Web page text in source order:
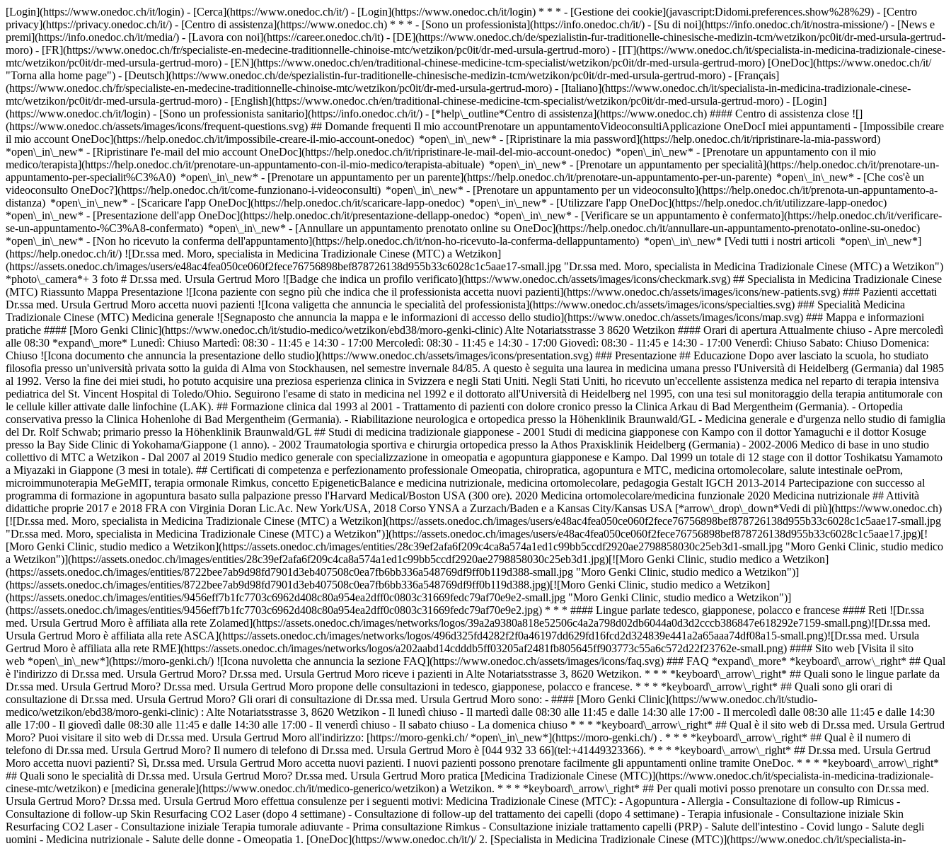
[Login](https://www.onedoc.ch/it/login) - [Cerca](https://www.onedoc.ch/it/) - [Login](https://www.onedoc.ch/it/login) * * * - [Gestione dei cookie](javascript:Didomi.preferences.show%28%29) - [Centro
privacy](https://privacy.onedoc.ch/it/) - [Centro di assistenza](https://www.onedoc.ch) * * * - [Sono un professionista](https://info.onedoc.ch/it/) - [Su di noi](https://info.onedoc.ch/it/nostra-missione/) - [News e
premi](https://info.onedoc.ch/it/media/) - [Lavora con noi](https://career.onedoc.ch/it) - [DE](https://www.onedoc.ch/de/spezialistin-fur-traditionelle-chinesische-medizin-tcm/wetzikon/pc0it/dr-med-ursula-gertrud-
moro) - [FR](https://www.onedoc.ch/fr/specialiste-en-medecine-traditionnelle-chinoise-mtc/wetzikon/pc0it/dr-med-ursula-gertrud-moro) - [IT](https://www.onedoc.ch/it/specialista-in-medicina-tradizionale-cinese-
mtc/wetzikon/pc0it/dr-med-ursula-gertrud-moro) - [EN](https://www.onedoc.ch/en/traditional-chinese-medicine-tcm-specialist/wetzikon/pc0it/dr-med-ursula-gertrud-moro) [OneDoc](https://www.onedoc.ch/it/
"Torna alla home page") - [Deutsch](https://www.onedoc.ch/de/spezialistin-fur-traditionelle-chinesische-medizin-tcm/wetzikon/pc0it/dr-med-ursula-gertrud-moro) - [Français]
(https://www.onedoc.ch/fr/specialiste-en-medecine-traditionnelle-chinoise-mtc/wetzikon/pc0it/dr-med-ursula-gertrud-moro) - [Italiano](https://www.onedoc.ch/it/specialista-in-medicina-tradizionale-cinese-
mtc/wetzikon/pc0it/dr-med-ursula-gertrud-moro) - [English](https://www.onedoc.ch/en/traditional-chinese-medicine-tcm-specialist/wetzikon/pc0it/dr-med-ursula-gertrud-moro) - [Login]
(https://www.onedoc.ch/it/login) - [Sono un professionista sanitario](https://info.onedoc.ch/it/) - [*help\_outline*Centro di assistenza](https://www.onedoc.ch) #### Centro di assistenza close ![]
(https://www.onedoc.ch/assets/images/icons/frequent-questions.svg) ## Domande frequenti Il mio accountPrenotare un appuntamentoVideoconsultiApplicazione OneDocI miei appuntamenti - [Impossibile creare
il mio account OneDoc](https://help.onedoc.ch/it/impossibile-creare-il-mio-account-onedoc) *open\_in\_new* - [Ripristinare la mia password](https://help.onedoc.ch/it/ripristinare-la-mia-password)
*open\_in\_new* - [Ripristinare l'e-mail del mio account OneDoc](https://help.onedoc.ch/it/ripristinare-le-mail-del-mio-account-onedoc) *open\_in\_new* - [Prenotare un appuntamento con il mio
medico/terapista](https://help.onedoc.ch/it/prenotare-un-appuntamento-con-il-mio-medico/terapista-abituale) *open\_in\_new* - [Prenotare un appuntamento per specialità](https://help.onedoc.ch/it/prenotare-un-
appuntamento-per-specialit%C3%A0) *open\_in\_new* - [Prenotare un appuntamento per un parente](https://help.onedoc.ch/it/prenotare-un-appuntamento-per-un-parente) *open\_in\_new* - [Che cos'è un
videoconsulto OneDoc?](https://help.onedoc.ch/it/come-funzionano-i-videoconsulti) *open\_in\_new* - [Prenotare un appuntamento per un videoconsulto](https://help.onedoc.ch/it/prenota-un-appuntamento-a-
distanza) *open\_in\_new* - [Scaricare l'app OneDoc](https://help.onedoc.ch/it/scaricare-lapp-onedoc) *open\_in\_new* - [Utilizzare l'app OneDoc](https://help.onedoc.ch/it/utilizzare-lapp-onedoc)
*open\_in\_new* - [Presentazione dell'app OneDoc](https://help.onedoc.ch/it/presentazione-dellapp-onedoc) *open\_in\_new* - [Verificare se un appuntamento è confermato](https://help.onedoc.ch/it/verificare-
se-un-appuntamento-%C3%A8-confermato) *open\_in\_new* - [Annullare un appuntamento prenotato online su OneDoc](https://help.onedoc.ch/it/annullare-un-appuntamento-prenotato-online-su-onedoc)
*open\_in\_new* - [Non ho ricevuto la conferma dell'appuntamento](https://help.onedoc.ch/it/non-ho-ricevuto-la-conferma-dellappuntamento) *open\_in\_new* [Vedi tutti i nostri articoli *open\_in\_new*]
(https://help.onedoc.ch/it/) ![Dr.ssa med. Moro, specialista in Medicina Tradizionale Cinese (MTC) a Wetzikon]
(https://assets.onedoc.ch/images/users/e48ac4fea050ce060f2fece76756898bef878726138d955b33c6028c1c5aae17-small.jpg "Dr.ssa med. Moro, specialista in Medicina Tradizionale Cinese (MTC) a Wetzikon")
*photo\_camera*+ 3 foto # Dr.ssa med. Ursula Gertrud Moro ![Badge che indica un profilo verificato](https://www.onedoc.ch/assets/images/icons/checkmark.svg) ## Specialista in Medicina Tradizionale Cinese
(MTC) Riassunto Mappa Presentazione ![Icona paziente con segno più che indica che il professionista accetta nuovi pazienti](https://www.onedoc.ch/assets/images/icons/new-patients.svg) ### Pazienti accettati
Dr.ssa med. Ursula Gertrud Moro accetta nuovi pazienti ![Icona valigetta che annuncia le specialità del professionista](https://www.onedoc.ch/assets/images/icons/specialties.svg) ### Specialità Medicina
Tradizionale Cinese (MTC) Medicina generale ![Segnaposto che annuncia la mappa e le informazioni di accesso dello studio](https://www.onedoc.ch/assets/images/icons/map.svg) ### Mappa e informazioni
pratiche #### [Moro Genki Clinic](https://www.onedoc.ch/it/studio-medico/wetzikon/ebd38/moro-genki-clinic) Alte Notariatsstrasse 3 8620 Wetzikon #### Orari di apertura Attualmente chiuso - Apre mercoledì
alle 08:30 *expand\_more* Lunedì: Chiuso Martedì: 08:30 - 11:45 e 14:30 - 17:00 Mercoledì: 08:30 - 11:45 e 14:30 - 17:00 Giovedì: 08:30 - 11:45 e 14:30 - 17:00 Venerdì: Chiuso Sabato: Chiuso Domenica:
Chiuso ![Icona documento che annuncia la presentazione dello studio](https://www.onedoc.ch/assets/images/icons/presentation.svg) ### Presentazione ## Educazione Dopo aver lasciato la scuola, ho studiato
filosofia presso un'università privata sotto la guida di Alma von Stockhausen, nel semestre invernale 84/85. A questo è seguita una laurea in medicina umana presso l'Università di Heidelberg (Germania) dal 1985
al 1992. Verso la fine dei miei studi, ho potuto acquisire una preziosa esperienza clinica in Svizzera e negli Stati Uniti. Negli Stati Uniti, ho ricevuto un'eccellente assistenza medica nel reparto di terapia intensiva
pediatrica del St. Vincent Hospital di Toledo/Ohio. Seguirono l'esame di stato in medicina nel 1992 e il dottorato all'Università di Heidelberg nel 1995, con una tesi sul monitoraggio della terapia antitumorale con
le cellule killer attivate dalle linfochine (LAK). ## Formazione clinica dal 1993 al 2001 - Trattamento di pazienti con dolore cronico presso la Clinica Arkau di Bad Mergentheim (Germania). - Ortopedia
conservativa presso la Clinica Hohenlohe di Bad Mergentheim (Germania). - Riabilitazione neurologica e ortopedica presso la Höhenklinik Braunwald/GL - Medicina generale e d'urgenza nello studio di famiglia
del Dr. Rolf Schwab; primario presso la Höhenklinik Braunwald/GL ## Studi di medicina tradizionale giapponese - 2001 Studi di medicina giapponese con Kampo con il dottor Yamaguchi e il dottor Kosuge
presso la Bay Side Clinic di Yokohama/Giappone (1 anno). - 2002 Traumatologia sportiva e chirurgia ortopedica presso la Athos Praxisklinik Heidelberg (Germania) - 2002-2006 Medico di base in uno studio
collettivo di MTC a Wetzikon - Dal 2007 al 2019 Studio medico generale con specializzazione in omeopatia e agopuntura giapponese e Kampo. Dal 1999 un totale di 12 stage con il dottor Toshikatsu Yamamoto
a Miyazaki in Giappone (3 mesi in totale). ## Certificati di competenza e perfezionamento professionale Omeopatia, chiropratica, agopuntura e MTC, medicina ortomolecolare, salute intestinale oeProm,
microimmunoterapia MeGeMIT, terapia ormonale Rimkus, concetto EpigeneticBalance e medicina nutrizionale, medicina ortomolecolare, pedagogia Gestalt IGCH 2013-2014 Partecipazione con successo al
programma di formazione in agopuntura basato sulla palpazione presso l'Harvard Medical/Boston USA (300 ore). 2020 Medicina ortomolecolare/medicina funzionale 2020 Medicina nutrizionale ## Attività
didattiche proprie 2017 e 2018 FRA con Virginia Doran Lic.Ac. New York/USA, 2018 Corso YNSA a Zurzach/Baden e a Kansas City/Kansas USA [*arrow\_drop\_down*Vedi di più](https://www.onedoc.ch)
[![Dr.ssa med. Moro, specialista in Medicina Tradizionale Cinese (MTC) a Wetzikon](https://assets.onedoc.ch/images/users/e48ac4fea050ce060f2fece76756898bef878726138d955b33c6028c1c5aae17-small.jpg
"Dr.ssa med. Moro, specialista in Medicina Tradizionale Cinese (MTC) a Wetzikon")](https://assets.onedoc.ch/images/users/e48ac4fea050ce060f2fece76756898bef878726138d955b33c6028c1c5aae17.jpg)[!
[Moro Genki Clinic, studio medico a Wetzikon](https://assets.onedoc.ch/images/entities/28c39ef2afa6f209c4ca8a574a1ed1c99bb5ccdf2920ae2798858030c25eb3d1-small.jpg "Moro Genki Clinic, studio medico
a Wetzikon")](https://assets.onedoc.ch/images/entities/28c39ef2afa6f209c4ca8a574a1ed1c99bb5ccdf2920ae2798858030c25eb3d1.jpg)[![Moro Genki Clinic, studio medico a Wetzikon]
(https://assets.onedoc.ch/images/entities/8722bee7ab9d98fd7901d3eb407508c0ea7fb6bb336a548769df9ff0b119d388-small.jpg "Moro Genki Clinic, studio medico a Wetzikon")]
(https://assets.onedoc.ch/images/entities/8722bee7ab9d98fd7901d3eb407508c0ea7fb6bb336a548769df9ff0b119d388.jpg)[![Moro Genki Clinic, studio medico a Wetzikon]
(https://assets.onedoc.ch/images/entities/9456eff7b1fc7703c6962d408c80a954ea2dff0c0803c31669fedc79af70e9e2-small.jpg "Moro Genki Clinic, studio medico a Wetzikon")]
(https://assets.onedoc.ch/images/entities/9456eff7b1fc7703c6962d408c80a954ea2dff0c0803c31669fedc79af70e9e2.jpg) * * * #### Lingue parlate tedesco, giapponese, polacco e francese #### Reti ![Dr.ssa
med. Ursula Gertrud Moro è affiliata alla rete Zolamed](https://assets.onedoc.ch/images/networks/logos/39a2a9380a818e52506c4a2a798d02db6044a0d3d2cccb386847e618292e7159-small.png)![Dr.ssa med.
Ursula Gertrud Moro è affiliata alla rete ASCA](https://assets.onedoc.ch/images/networks/logos/496d325fd4282f2f0a46197dd629fd16fcd2d324839e441a2a65aaa74df08a15-small.png)![Dr.ssa med. Ursula
Gertrud Moro è affiliata alla rete RME](https://assets.onedoc.ch/images/networks/logos/a202aabd14cdddb5ff03205af2481fb805645ff903773c55a6c572d22f23762e-small.png) #### Sito web [Visita il sito
web *open\_in\_new*](https://moro-genki.ch/) ![Icona nuvoletta che annuncia la sezione FAQ](https://www.onedoc.ch/assets/images/icons/faq.svg) ### FAQ *expand\_more* *keyboard\_arrow\_right* ## Qual
è l'indirizzo di Dr.ssa med. Ursula Gertrud Moro? Dr.ssa med. Ursula Gertrud Moro riceve i pazienti in Alte Notariatsstrasse 3, 8620 Wetzikon. * * * *keyboard\_arrow\_right* ## Quali sono le lingue parlate da
Dr.ssa med. Ursula Gertrud Moro? Dr.ssa med. Ursula Gertrud Moro propone delle consultazioni in tedesco, giapponese, polacco e francese. * * * *keyboard\_arrow\_right* ## Quali sono gli orari di
consultazione di Dr.ssa med. Ursula Gertrud Moro? Gli orari di consultazione di Dr.ssa med. Ursula Gertrud Moro sono: - #### [Moro Genki Clinic](https://www.onedoc.ch/it/studio-
medico/wetzikon/ebd38/moro-genki-clinic) : Alte Notariatsstrasse 3, 8620 Wetzikon - Il lunedì chiuso - Il martedì dalle 08:30 alle 11:45 e dalle 14:30 alle 17:00 - Il mercoledì dalle 08:30 alle 11:45 e dalle 14:30
alle 17:00 - Il giovedì dalle 08:30 alle 11:45 e dalle 14:30 alle 17:00 - Il venerdì chiuso - Il sabato chiuso - La domenica chiuso * * * *keyboard\_arrow\_right* ## Qual è il sito web di Dr.ssa med. Ursula Gertrud
Moro? Puoi visitare il sito web di Dr.ssa med. Ursula Gertrud Moro all'indirizzo: [https://moro-genki.ch/ *open\_in\_new*](https://moro-genki.ch/) . * * * *keyboard\_arrow\_right* ## Qual è il numero di
telefono di Dr.ssa med. Ursula Gertrud Moro? Il numero di telefono di Dr.ssa med. Ursula Gertrud Moro è [044 932 33 66](tel:+41449323366). * * * *keyboard\_arrow\_right* ## Dr.ssa med. Ursula Gertrud
Moro accetta nuovi pazienti? Sì, Dr.ssa med. Ursula Gertrud Moro accetta nuovi pazienti. I nuovi pazienti possono prenotare facilmente gli appuntamenti online tramite OneDoc. * * * *keyboard\_arrow\_right*
## Quali sono le specialità di Dr.ssa med. Ursula Gertrud Moro? Dr.ssa med. Ursula Gertrud Moro pratica [Medicina Tradizionale Cinese (MTC)](https://www.onedoc.ch/it/specialista-in-medicina-tradizionale-
cinese-mtc/wetzikon) e [medicina generale](https://www.onedoc.ch/it/medico-generico/wetzikon) a Wetzikon. * * * *keyboard\_arrow\_right* ## Per quali motivi posso prenotare un consulto con Dr.ssa med.
Ursula Gertrud Moro? Dr.ssa med. Ursula Gertrud Moro effettua consulenze per i seguenti motivi: Medicina Tradizionale Cinese (MTC): - Agopuntura - Allergia - Consultazione di follow-up Rimicus -
Consultazione di follow-up Skin Resurfacing CO2 Laser (dopo 4 settimane) - Consultazione di follow-up del trattamento dei capelli (dopo 4 settimane) - Terapia infusionale - Consultazione iniziale Skin
Resurfacing CO2 Laser - Consultazione iniziale Terapia tumorale adiuvante - Prima consultazione Rimkus - Consultazione iniziale trattamento capelli (PRP) - Salute dell'intestino - Covid lungo - Salute degli
uomini - Medicina nutrizionale - Salute delle donne - Omeopatia 1. [OneDoc](https://www.onedoc.ch/it/)/ 2. [Specialista in Medicina Tradizionale Cinese (MTC)](https://www.onedoc.ch/it/specialista-in-medicina-tradizionale-cinese-mtc)/ 3. [Cantone Zurigo](https://www.onedoc.ch/it/specialista-in-medicina-tradizionale-cinese-mtc/cantone-zurigo)/ 4. [Wetzikon](https://www.onedoc.ch/it/specialista-in-medicina-tradizionale-cinese-mtc/wetzikon)/ 5. Dr.ssa med. Ursula Gertrud Moro ### Prenota il tuo appuntamento con Dr.ssa med. Ursula Gertrud Moro Compila il modulo seguente *check* Specialità Medicina Tradizionale Cinese (MTC) Medicina Tradizionale Cinese (MTC) Seleziona una specialità * * * 2 Motivo della consultazione Seleziona il motivo della consultazione * * * *touch\_app* Scegli una fascia oraria *chevron\_left* mar 04 ago *chevron\_right* Vedi più appuntamenti Fascia oraria Prenota appuntamento ### Scarica l'app OneDoc Prenota un appuntamento online con un medico, dentista o terapeuta vicino a te in Svizzera. L'app OneDoc ti consente di gestire tutti i tuoi appuntamenti medici dal tuo cellulare, ovunque e in qualsiasi momento. ![Codice QR che rimanda all’App Store o a Google Play per scaricare l’app OneDoc Pazienti](https://www.onedoc.ch/assets/images/download-app-qr.jpeg) Scansiona il codice QR per scaricare l'app [![Scarica la nostra applicazione su App Store!](https://www.onedoc.ch/assets/images/app-store-badge-it.svg)](https://apps.apple.com/ch/app/onedoc/id1592376413?l=fr)[![Scarica la nostra app su Google Play Store!](https://www.onedoc.ch/assets/images/google-play-badge-it.png)](https://play.google.com/store/apps/details?id=ch.onedoc.patient&hl=fr-CH) *keyboard\_arrow\_right* ## Specialità correlate [Specialista in Medicina Tradizionale Cinese (MTC) a Zurigo](https://www.onedoc.ch/it/specialista-in-medicina-tradizionale-cinese-mtc/zurigo)[Specialista in Medicina Tradizionale Cinese (MTC) a Wetzikon](https://www.onedoc.ch/it/specialista-in-medicina-tradizionale-cinese-mtc/wetzikon)[Specialista in Medicina Tradizionale Cinese (MTC) a Stäfa](https://www.onedoc.ch/it/specialista-in-medicina-tradizionale-cinese-mtc/stafa)[Specialista in Medicina Tradizionale Cinese (MTC) a Dübendorf](https://www.onedoc.ch/it/specialista-in-medicina-tradizionale-cinese-mtc/dubendorf)[Specialista in Medicina Tradizionale Cinese (MTC) a Lucerna](https://www.onedoc.ch/it/specialista-in-medicina-tradizionale-cinese-mtc/lucerna)[Specialista in Medicina Tradizionale Cinese (MTC) a San Gallo](https://www.onedoc.ch/it/specialista-in-medicina-tradizionale-cinese-mtc/san-gallo)[Specialista in Medicina Tradizionale Cinese (MTC) a Uster](https://www.onedoc.ch/it/specialista-in-medicina-tradizionale-cinese-mtc/uster)[Specialista in Medicina Tradizionale Cinese (MTC) a Wallisellen](https://www.onedoc.ch/it/specialista-in-medicina-tradizionale-cinese-mtc/wallisellen)[Specialista in Medicina Tradizionale Cinese (MTC) a Zollikon](https://www.onedoc.ch/it/specialista-in-medicina-tradizionale-cinese-mtc/zollikon)[Specialista in Medicina Tradizionale Cinese (MTC) a Feuerthalen](https://www.onedoc.ch/it/specialista-in-medicina-tradizionale-cinese-mtc/feuerthalen)[Specialista in Medicina Tradizionale Cinese (MTC) a Horgen](https://www.onedoc.ch/it/specialista-in-medicina-tradizionale-cinese-mtc/horgen)[Specialista in Medicina Tradizionale Cinese (MTC) a Kloten](https://www.onedoc.ch/it/specialista-in-medicina-tradizionale-cinese-mtc/kloten)[Specialista in Medicina Tradizionale Cinese (MTC) a Meilen](https://www.onedoc.ch/it/specialista-in-medicina-tradizionale-cinese-mtc/meilen)[Specialista in Medicina Tradizionale Cinese (MTC) a Opfikon](https://www.onedoc.ch/it/specialista-in-medicina-tradizionale-cinese-mtc/opfikon)[Specialista in Medicina Tradizionale Cinese (MTC) a Pfungen](https://www.onedoc.ch/it/specialista-in-medicina-tradizionale-cinese-mtc/pfungen)[Specialista in Medicina Tradizionale Cinese (MTC) a Uznach](https://www.onedoc.ch/it/specialista-in-medicina-tradizionale-cinese-mtc/uznach)[Specialista in Medicina Tradizionale Cinese (MTC) a Gossau SG](https://www.onedoc.ch/it/specialista-in-medicina-tradizionale-cinese-mtc/gossau?state=SG)[Specialista in Medicina Tradizionale Cinese (MTC) a Rapperswil-Jona](https://www.onedoc.ch/it/specialista-in-medicina-tradizionale-cinese-mtc/rapperswil-jona)[Specialista in Medicina Tradizionale Cinese (MTC) a Baar](https://www.onedoc.ch/it/specialista-in-medicina-tradizionale-cinese-mtc/baar)[Specialista in Medicina Tradizionale Cinese (MTC) a Sciaffusa](https://www.onedoc.ch/it/specialista-in-medicina-tradizionale-cinese-mtc/sciaffusa)[Specialista in Medicina Tradizionale Cinese (MTC) a Adliswil](https://www.onedoc.ch/it/specialista-in-medicina-tradizionale-cinese-mtc/adliswil) *keyboard\_arrow\_right* ## Ricerche frequenti [Specialista in medicina interna generale a Zurigo](https://www.onedoc.ch/it/specialista-in-medicina-interna-generale/zurigo)[OB-GYN (ostetrico-ginecologo) a Zurigo](https://www.onedoc.ch/it/ob-gyn-ostetrico-ginecologo/zurigo)[Oculista a Zurigo](https://www.onedoc.ch/it/oculista/zurigo)[Massaggiatore classico a Zurigo](https://www.onedoc.ch/it/massaggiatore-classico/zurigo)[Fisioterapista a Zurigo](https://www.onedoc.ch/it/fisioterapista/zurigo)[Medico generico a Zurigo](https://www.onedoc.ch/it/medico-generico/zurigo)[Dermatologo a Zurigo](https://www.onedoc.ch/it/dermatologo/zurigo)[Centro vaccinale a Zurigo](https://www.onedoc.ch/it/centro-vaccinale/zurigo)[Specialista in medicina estetica a Zurigo](https://www.onedoc.ch/it/specialista-in-medicina-estetica/zurigo)[Terapista in riflessologia a Zurigo](https://www.onedoc.ch/it/terapista-in-riflessologia/zurigo)[Terapista in massaggio medico a Zurigo](https://www.onedoc.ch/it/terapista-in-massaggio-medico/zurigo)[Fisioterapista a Winterthur](https://www.onedoc.ch/it/fisioterapista/winterthur)[Osteopata a Zurigo](https://www.onedoc.ch/it/osteopata/zurigo)[Gastroenterologo a Zurigo](https://www.onedoc.ch/it/gastroenterologo/zurigo)[Neurologo (incl. specialista in cefalee) a Zurigo](https://www.onedoc.ch/it/neurologo-incl-specialista-in-cefalee/zurigo)[Medico generico a Winterthur](https://www.onedoc.ch/it/medico-generico/winterthur)[Naturopata MCO/TEN a Zurigo](https://www.onedoc.ch/it/naturopata-mco-ten/zurigo)[Dentista a Zurigo](https://www.onedoc.ch/it/dentista/zurigo)[Prestazioni sanitarie in farmacia a Zurigo](https://www.onedoc.ch/it/prestazioni-sanitarie-in-farmacia/zurigo)[Cardiologo a Zurigo](https://www.onedoc.ch/it/cardiologo/zurigo)[OB-GYN (ostetrico-ginecologo) a Lucerna](https://www.onedoc.ch/it/ob-gyn-ostetrico-ginecologo/lucerna) *keyboard\_arrow\_right* ## Cerca un professionista [Elenco dei professionisti](https://www.onedoc.ch/it/elenco) [A](https://www.onedoc.ch/it/elenco/A) [B](https://www.onedoc.ch/it/elenco/B) [C](https://www.onedoc.ch/it/elenco/C) [D](https://www.onedoc.ch/it/elenco/D) [E](https://www.onedoc.ch/it/elenco/E) [F](https://www.onedoc.ch/it/elenco/F) [G](https://www.onedoc.ch/it/elenco/G) [H](https://www.onedoc.ch/it/elenco/H) [I](https://www.onedoc.ch/it/elenco/I) [J](https://www.onedoc.ch/it/elenco/J) [K](https://www.onedoc.ch/it/elenco/K) [L](https://www.onedoc.ch/it/elenco/L) [M](https://www.onedoc.ch/it/elenco/M) [N](https://www.onedoc.ch/it/elenco/N) [O](https://www.onedoc.ch/it/elenco/O) [P](https://www.onedoc.ch/it/elenco/P) [Q](https://www.onedoc.ch/it/elenco/Q) [R](https://www.onedoc.ch/it/elenco/R) [S](https://www.onedoc.ch/it/elenco/S) [T](https://www.onedoc.ch/it/elenco/T) [U](https://www.onedoc.ch/it/elenco/U) [V](https://www.onedoc.ch/it/elenco/V) [W](https://www.onedoc.ch/it/elenco/W) [X](https://www.onedoc.ch/it/elenco/X) [Y](https://www.onedoc.ch/it/elenco/Y) [Z](https://www.onedoc.ch/it/elenco/Z) ## OneDoc [Sono un professionista](https://info.onedoc.ch/it/) [Su di noi](https://info.onedoc.ch/it/nostra-missione/) [News e premi](https://info.onedoc.ch/it/media/) [Lavora con noi](https://career.onedoc.ch/it) [Centro privacy](https://privacy.onedoc.ch/it/) [Gestione dei cookie](javascript:Didomi.preferences.show%28%29) [Centro di assistenza](https://help.onedoc.ch/it/) ## Lingue [Deutsch](https://www.onedoc.ch/de/spezialistin-fur-traditionelle-chinesische-medizin-tcm/wetzikon/pc0it/dr-med-ursula-gertrud-moro) [Français](https://www.onedoc.ch/fr/specialiste-en-medecine-traditionnelle-chinoise-mtc/wetzikon/pc0it/dr-med-ursula-gertrud-moro) [Italiano](https://www.onedoc.ch/it/specialista-in-medicina-tradizionale-cinese-mtc/wetzikon/pc0it/dr-med-ursula-gertrud-moro) [English](https://www.onedoc.ch/en/traditional-chinese-medicine-tcm-specialist/wetzikon/pc0it/dr-med-ursula-gertrud-moro) ## Specialità correlate [Specialista in Medicina Tradizionale Cinese (MTC) a Zurigo](https://www.onedoc.ch/it/specialista-in-medicina-tradizionale-cinese-mtc/zurigo) [Specialista in Medicina Tradizionale Cinese (MTC) a Wetzikon](https://www.onedoc.ch/it/specialista-in-medicina-tradizionale-cinese-mtc/wetzikon) [Specialista in Medicina Tradizionale Cinese (MTC) a Stäfa](https://www.onedoc.ch/it/specialista-in-medicina-tradizionale-cinese-mtc/stafa) [Specialista in Medicina Tradizionale Cinese (MTC) a Dübendorf](https://www.onedoc.ch/it/specialista-in-medicina-tradizionale-cinese-mtc/dubendorf) [Specialista in Medicina Tradizionale Cinese (MTC) a Lucerna](https://www.onedoc.ch/it/specialista-in-medicina-tradizionale-cinese-mtc/lucerna) [Specialista in Medicina Tradizionale Cinese (MTC) a San Gallo](https://www.onedoc.ch/it/specialista-in-medicina-tradizionale-cinese-mtc/san-gallo) [Specialista in Medicina Tradizionale Cinese (MTC) a Uster](https://www.onedoc.ch/it/specialista-in-medicina-tradizionale-cinese-mtc/uster) [Specialista in Medicina Tradizionale Cinese (MTC) a Wallisellen](https://www.onedoc.ch/it/specialista-in-medicina-tradizionale-cinese-mtc/wallisellen) [Specialista in Medicina Tradizionale Cinese (MTC) a Zollikon](https://www.onedoc.ch/it/specialista-in-medicina-tradizion